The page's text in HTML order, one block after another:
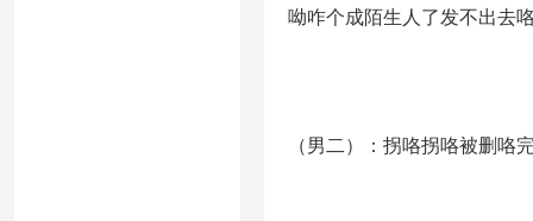
呦咋个成陌生人了发不出去
（男二）：拐咯拐咯被删咯